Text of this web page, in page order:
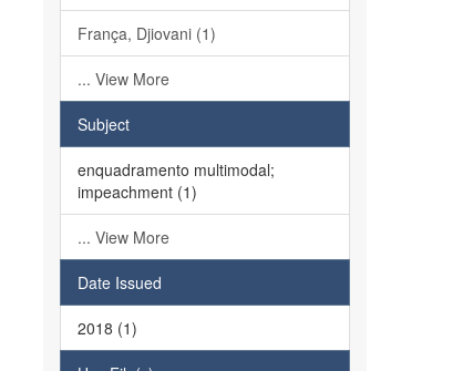
França, Djiovani (1)
... View More
Subject
enquadramento multimodal;
impeachment (1)
... View More
Date Issued
2018 (1)